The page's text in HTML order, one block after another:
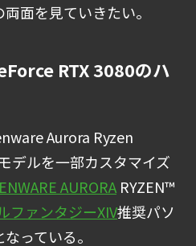
面を見ていきたい。
RTX 3080のハ
Aurora Ryzen
デルを一部カスタマイズ
AURORA RYZEN™
ファンタジーXIV推奨パソ
っている。